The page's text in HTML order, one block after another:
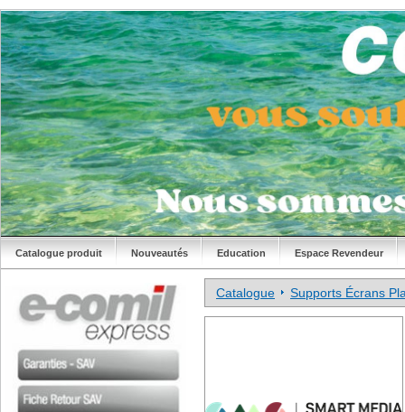
Catalogue produit Nouveautés Education Espace Revendeur
Catalogue Supports Écrans